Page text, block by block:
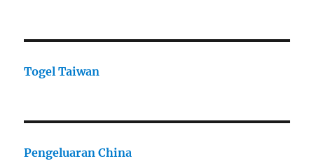
Togel Taiwan
Pengeluaran China